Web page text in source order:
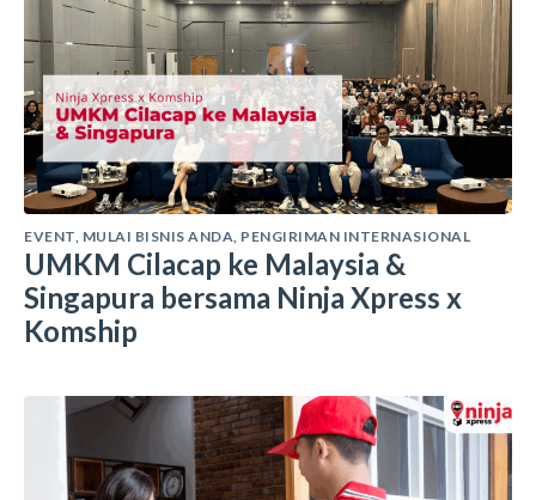
EVENT, MULAI BISNIS ANDA, PENGIRIMAN INTERNASIONAL
UMKM Cilacap ke Malaysia &
Singapura bersama Ninja Xpress x
Komship